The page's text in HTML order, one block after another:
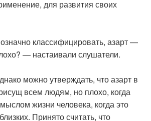
для развития своих
классифицировать, азарт —
— настаивали слушатели.
можно утверждать, что азарт в
всем людям, но плохо, когда
жизни человека, когда это
Принято считать, что